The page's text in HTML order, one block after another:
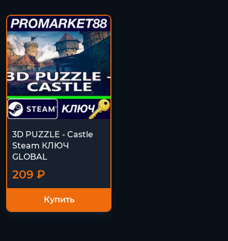
3D PUZZLE - Castle
Steam КЛЮЧ
GLOBAL
209 ₽
Купить